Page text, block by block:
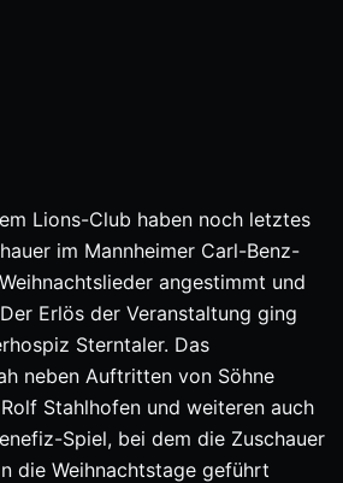
Lions-Club haben noch letztes
im Mannheimer Carl-Benz-
angestimmt und
Erlös der Veranstaltung ging
Sterntaler. Das
neben Auftritten von Söhne
Stahlhofen und weiteren auch
Spiel, bei dem die Zuschauer
die Weihnachtstage geführt